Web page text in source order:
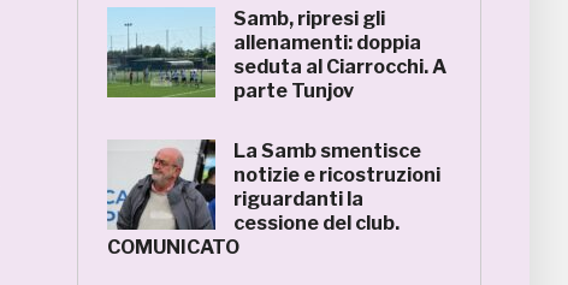
Samb, ripresi gli
allenamenti: doppia
seduta al Ciarrocchi. A
parte Tunjov
La Samb smentisce
notizie e ricostruzioni
riguardanti la
cessione del club.
COMUNICATO